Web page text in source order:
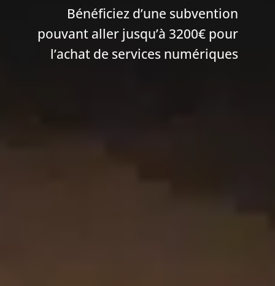
Bénéficiez d’une subvention
pouvant aller jusqu’à 3200€ pour
l’achat de services numériques